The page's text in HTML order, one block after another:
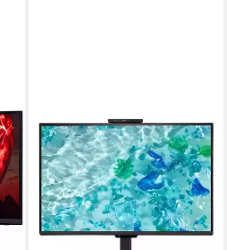
ACER
B8 B248Y G TFT-Monitor
60,5 cm/ 23.8 Zoll Diagonale
1920 x 1080 px, Full HD Auflösung
4 ms Reaktionszeit
Produktdatenblatt